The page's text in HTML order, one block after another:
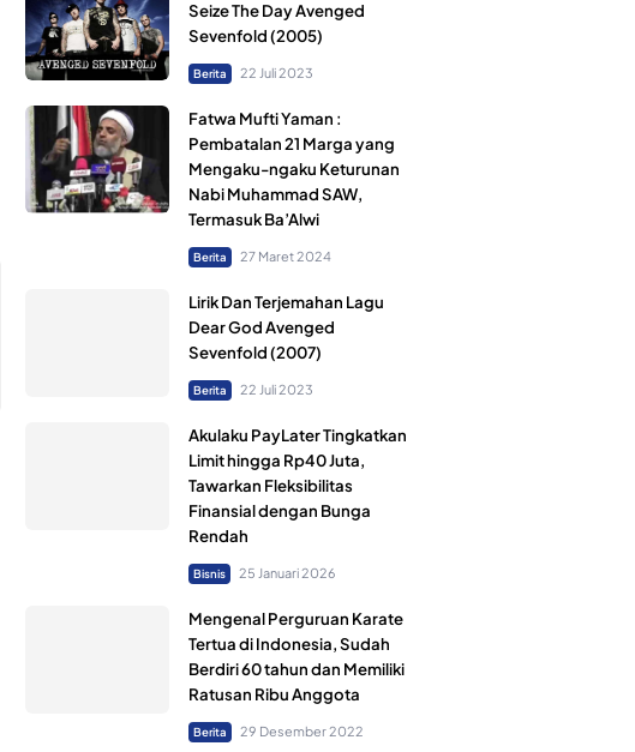
Seize The Day Avenged
Sevenfold (2005)
Berita 22 Juli 2023
Fatwa Mufti Yaman :
Pembatalan 21 Marga yang
Mengaku-ngaku Keturunan
Nabi Muhammad SAW,
Termasuk Ba’Alwi
Berita 27 Maret 2024
Lirik Dan Terjemahan Lagu
Dear God Avenged
Sevenfold (2007)
Berita 22 Juli 2023
Akulaku PayLater Tingkatkan
Limit hingga Rp40 Juta,
Tawarkan Fleksibilitas
Finansial dengan Bunga
Rendah
Bisnis 25 Januari 2026
Mengenal Perguruan Karate
Tertua di Indonesia, Sudah
Berdiri 60 tahun dan Memiliki
Ratusan Ribu Anggota
Berita 29 Desember 2022